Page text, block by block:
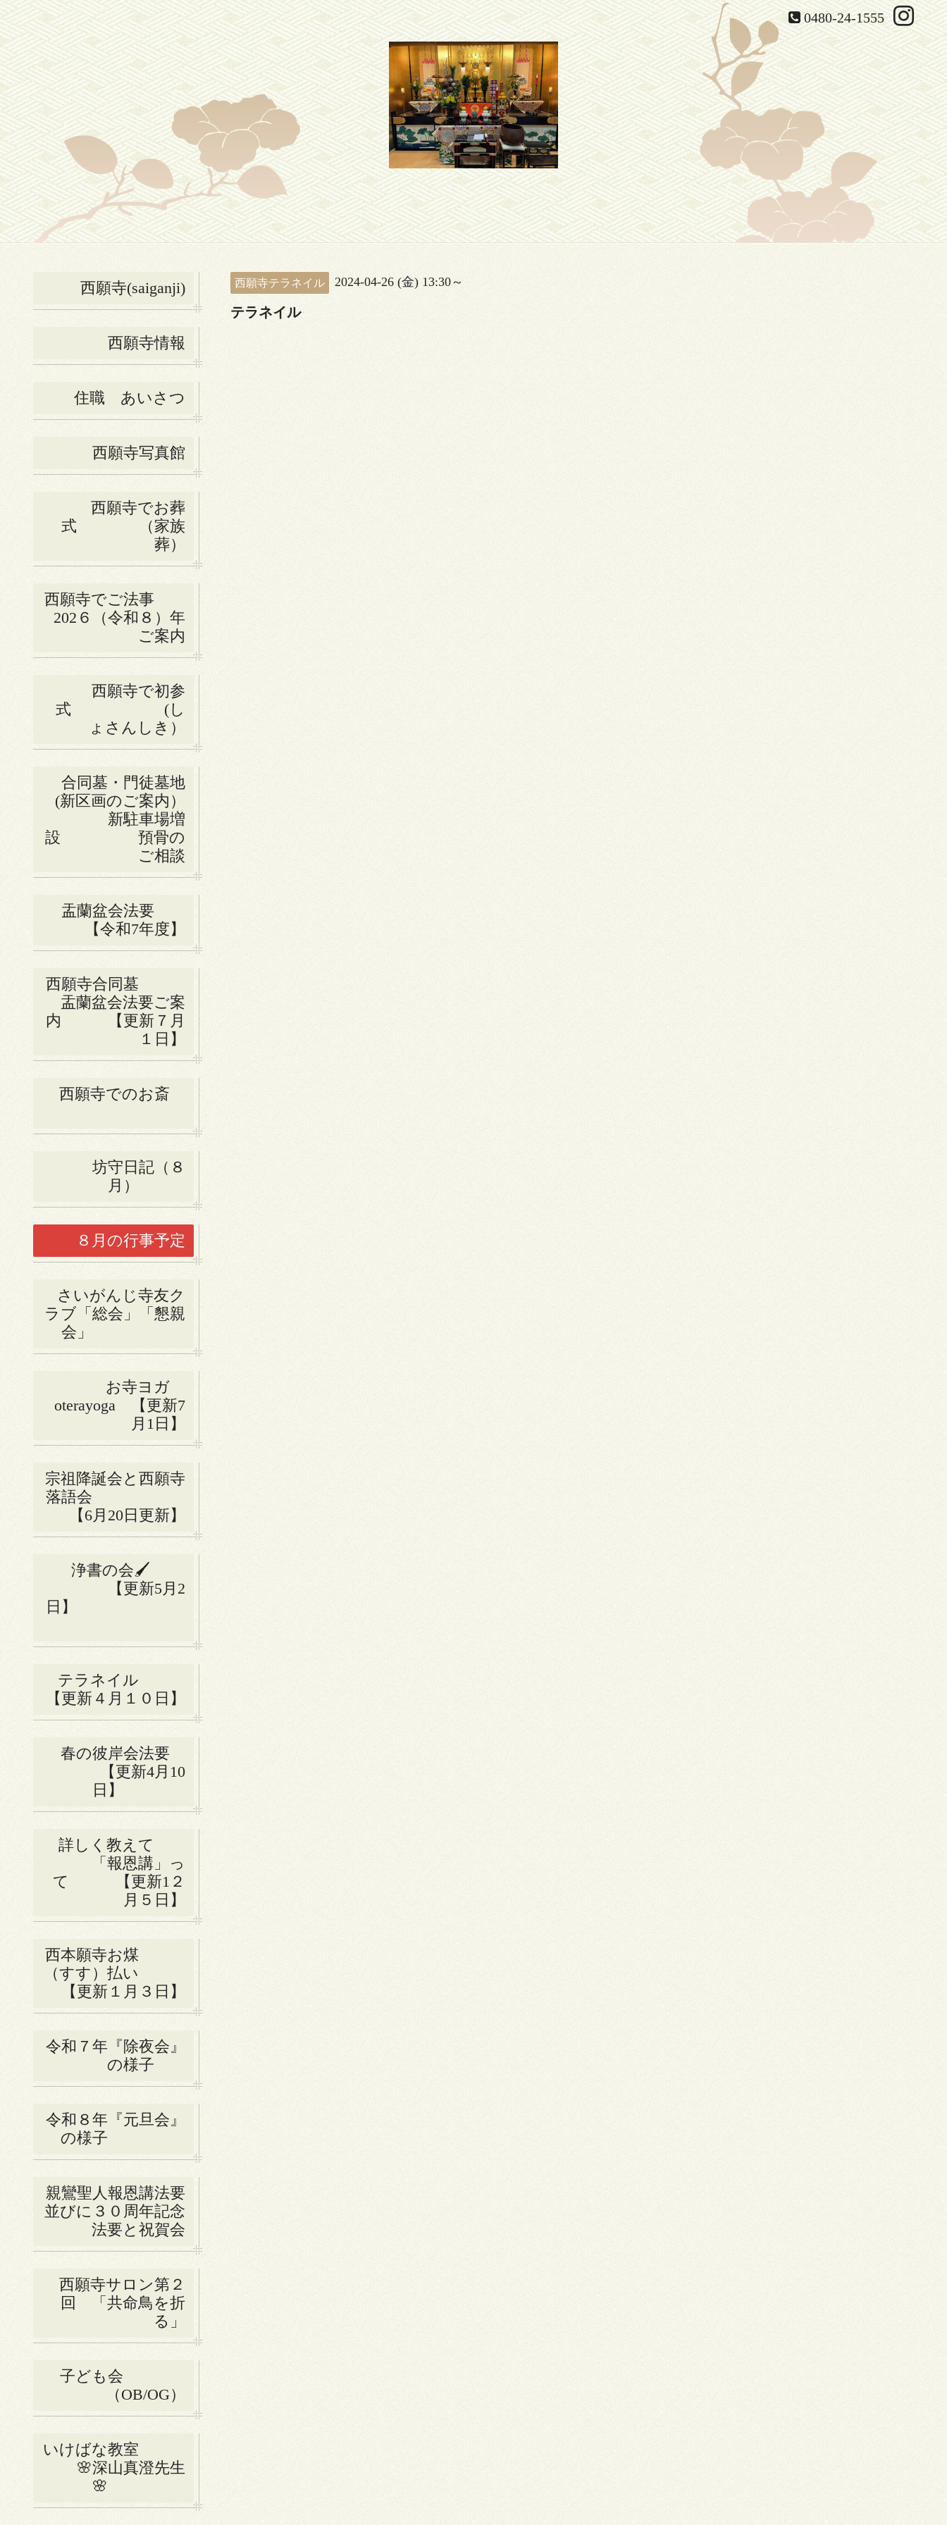
0480-24-1555
西願寺(saiganji)
西願寺情報
住職 あいさつ
西願寺写真館
西願寺でお葬
式 （家族
葬）
西願寺でご法事
202６（令和８）年
ご案内
西願寺で初参
式 (し
ょさんしき）
合同墓・門徒墓地
(新区画のご案内）
新駐車場増
設 預骨の
ご相談
盂蘭盆会法要
【令和7年度】
西願寺合同墓
盂蘭盆会法要ご案
内 【更新７月
１日】
西願寺でのお斎
坊守日記（８
月）
８月の行事予定
さいがんじ寺友ク
ラブ「総会」「懇親
会」
お寺ヨガ
oterayoga 【更新7
月1日】
宗祖降誕会と西願寺
落語会
【6月20日更新】
浄書の会🖌
【更新5月2
日】
テラネイル
【更新４月１０日】
春の彼岸会法要
【更新4月10
日】
詳しく教えて
「報恩講」っ
て 【更新1２
月５日】
西本願寺お煤
（すす）払い
【更新１月３日】
令和７年『除夜会』
の様子
令和８年『元旦会』
の様子
親鸞聖人報恩講法要
並びに３０周年記念
法要と祝賀会
西願寺サロン第２
回 「共命鳥を折
る」
子ども会
（OB/OG）
いけばな教室
🌸深山真澄先生
🌸
西願寺テラネイル 2024-04-26 (金) 13:30～
テラネイル